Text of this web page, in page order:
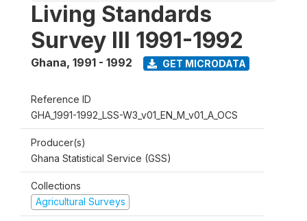
Living Standards
Survey III 1991-1992
Ghana, 1991 - 1992 GET MICRODATA
Reference ID
GHA_1991-1992_LSS-W3_v01_EN_M_v01_A_OCS
Producer(s)
Ghana Statistical Service (GSS)
Collections
Agricultural Surveys